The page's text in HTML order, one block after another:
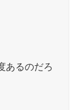
あるのだろ